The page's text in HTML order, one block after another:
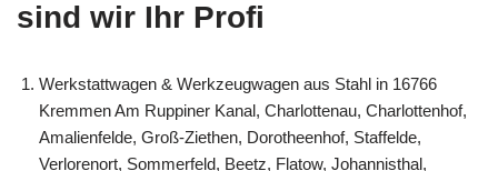
sind wir Ihr Profi
Werkstattwagen & Werkzeugwagen aus Stahl in 16766
Kremmen Am Ruppiner Kanal, Charlottenau, Charlottenhof,
Amalienfelde, Groß-Ziethen, Dorotheenhof, Staffelde,
Verlorenort, Sommerfeld, Beetz, Flatow, Johannisthal,